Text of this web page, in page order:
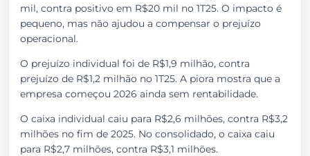
mil, contra positivo em R$20 mil no 1T25. O impacto é
pequeno, mas não ajudou a compensar o prejuízo
operacional.
O prejuízo individual foi de R$1,9 milhão, contra
prejuízo de R$1,2 milhão no 1T25. A piora mostra que a
empresa começou 2026 ainda sem rentabilidade.
O caixa individual caiu para R$2,6 milhões, contra R$3,2
milhões no fim de 2025. No consolidado, o caixa caiu
para R$2,7 milhões, contra R$3,1 milhões.